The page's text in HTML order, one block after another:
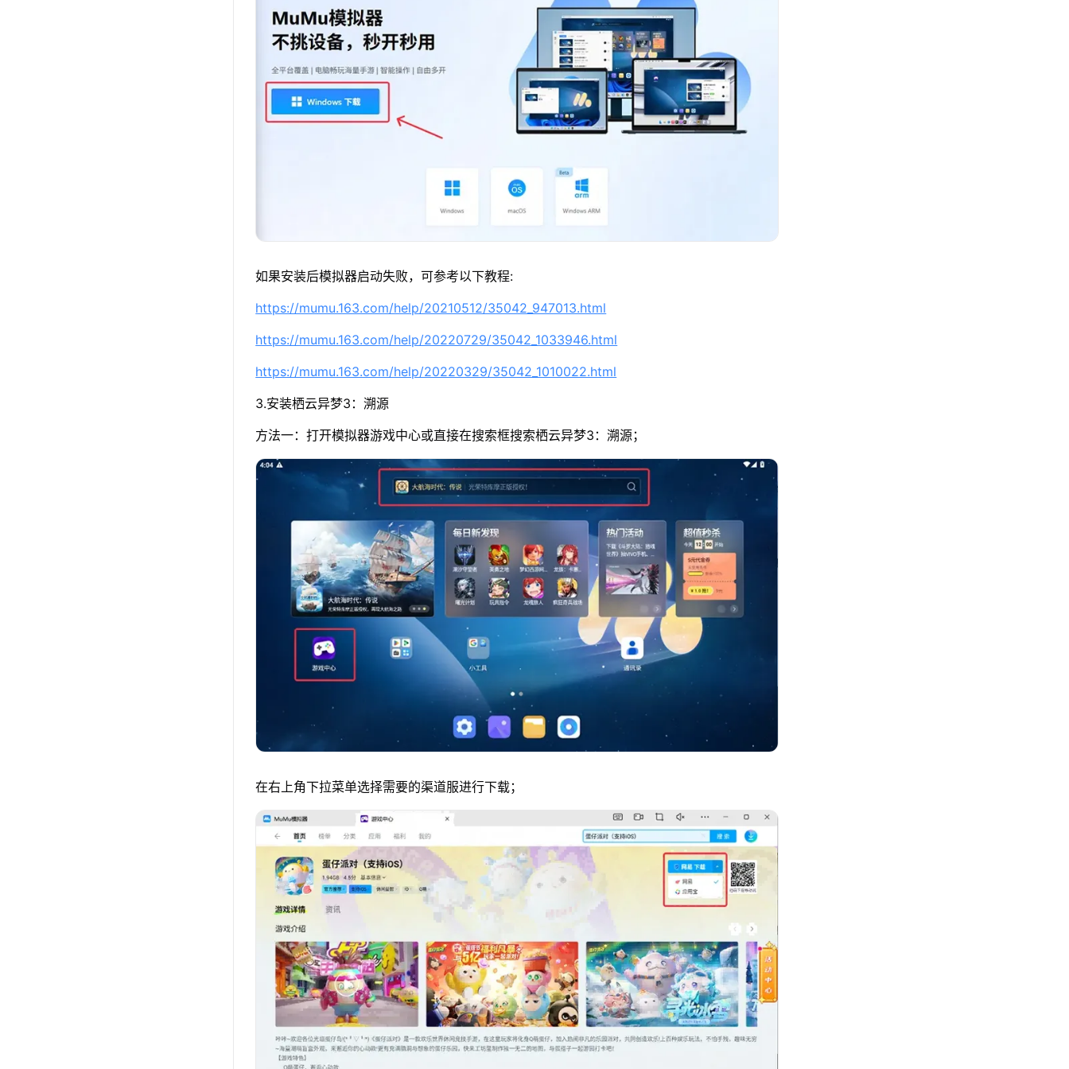
如果安装后模拟器启动失败，可参考以下教程:
https://mumu.163.com/help/20210512/35042_947013.html
https://mumu.163.com/help/20220729/35042_1033946.html
https://mumu.163.com/help/20220329/35042_1010022.html
3.安装栖云异梦3：溯源
方法一：打开模拟器游戏中心或直接在搜索框搜索栖云异梦3：溯源；
在右上角下拉菜单选择需要的渠道服进行下载；